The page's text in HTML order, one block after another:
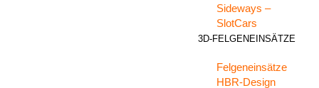
Sideways –
SlotCars
3D-FELGENEINSÄTZE
Felgeneinsätze
HBR-Design